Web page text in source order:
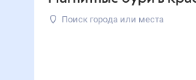
Поиск города или места